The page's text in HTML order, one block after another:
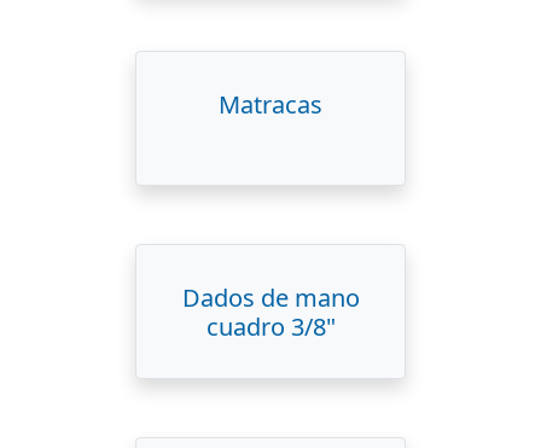
Matracas
Dados de mano
cuadro 3/8"